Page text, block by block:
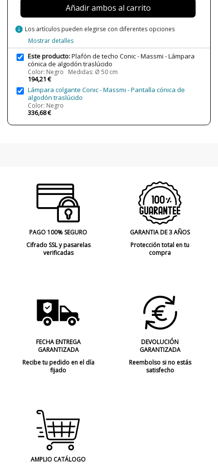
Potencia en Vatios
11W
Bombilla Incluida?
No
Protección IP
Clase
Clase I
Certificados
CE
Interior
Tipo de Lámpara
Añadir ambos al carrito
info Los artículos pueden elegirse con diferentes opciones
Mostrar detalles
Este producto:Plafón de techo Conic - Massmi - Lámpara
cónica de algodón traslúcido
Color: Negro Medidas: Ø 50 cm
194,21 €
Lámpara colgante Conic - Massmi - Pantalla cónica de
algodón traslúcido
Color: Negro
336,68 €
PAGO 100% SEGURO
Cifrado SSL y pasarelas
verificadas
GARANTIA DE 3 AÑOS
Protección total en tu
compra
FECHA ENTREGA
GARANTIZADA
Recibe tu pedido en el día
fijado
DEVOLUCIÓN
GARANTIZADA
Reembolso si no estás
satisfecho
AMPLIO CATÁLOGO